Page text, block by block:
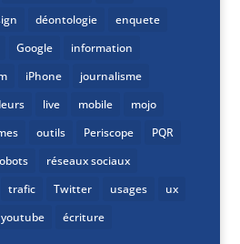
déontologie
enquete
Google
information
iPhone
journalisme
live mobile
mojo
outils Periscope
PQR
réseaux sociaux
trafic Twitter usages
ux
youtube écriture